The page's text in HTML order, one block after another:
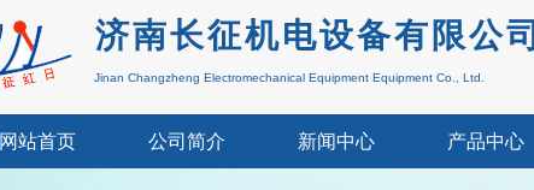
济南长征机电设备有限公司
Jinan Changzheng Electromechanical Equipment Equipment Co., Ltd.
网站首页 公司简介 新闻中心 产品中心